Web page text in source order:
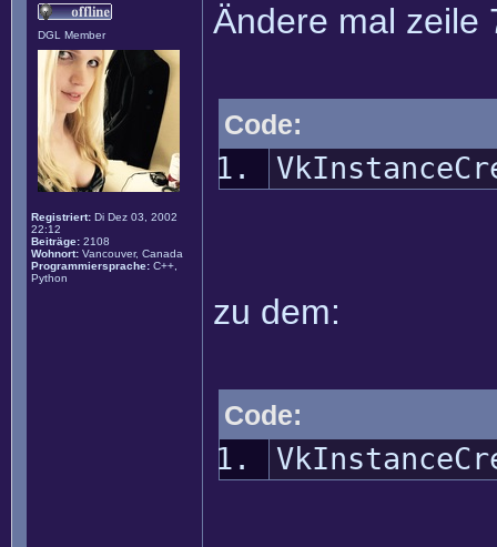
DGL Member
Registriert: Di Dez 03, 2002
22:12
Beiträge: 2108
Wohnort: Vancouver, Canada
Programmiersprache: C++,
Python
Ändere mal zeile
Code:
zu dem:
Code: